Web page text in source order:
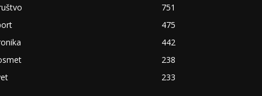
751
475
442
238
233